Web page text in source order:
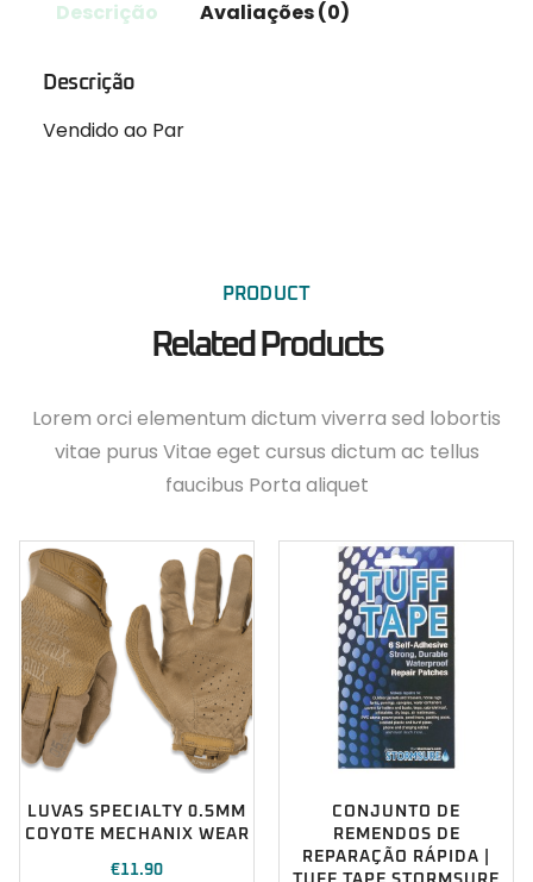
Descrição Avaliações (0)
Descrição
Vendido ao Par
PRODUCT
Related Products
Lorem orci elementum dictum viverra sed lobortis
vitae purus Vitae eget cursus dictum ac tellus
faucibus Porta aliquet
LUVAS SPECIALTY 0.5MM
COYOTE MECHANIX WEAR
€11.90
CONJUNTO DE
REMENDOS DE
REPARAÇÃO RÁPIDA |